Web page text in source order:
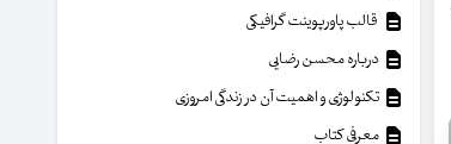
قالب پاورپوینت گرافیکی
درباره محسن رضایی
تکنولوژی و اهمیت آن در زندگی امروزی
معرفی کتاب